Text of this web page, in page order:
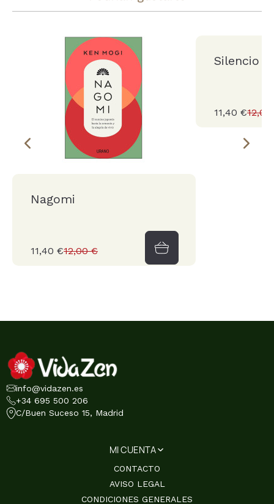
Nagomi
11,40 €12,00 €
Silencio
11,40 €
info@vidazen.es
+34 695 500 206
C/Buen Suceso 15, Madrid
MI CUENTA
CONTACTO
AVISO LEGAL
CONDICIONES GENERALES